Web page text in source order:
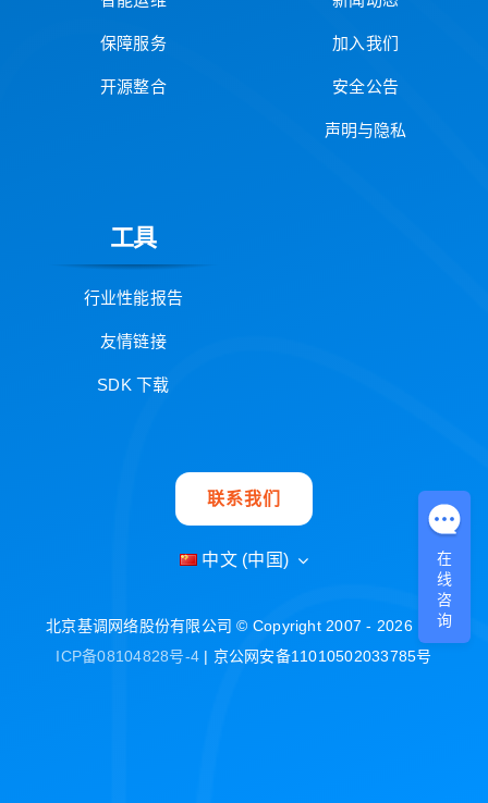
保障服务
开源整合
加入我们
安全公告
声明与隐私
工具
行业性能报告
友情链接
SDK 下载
联系我们
中文 (中国)
北京基调网络股份有限公司 © Copyright 2007 - 2026 |
京
ICP备08104828号-4 | 京公网安备11010502033785号
在
线
咨
询